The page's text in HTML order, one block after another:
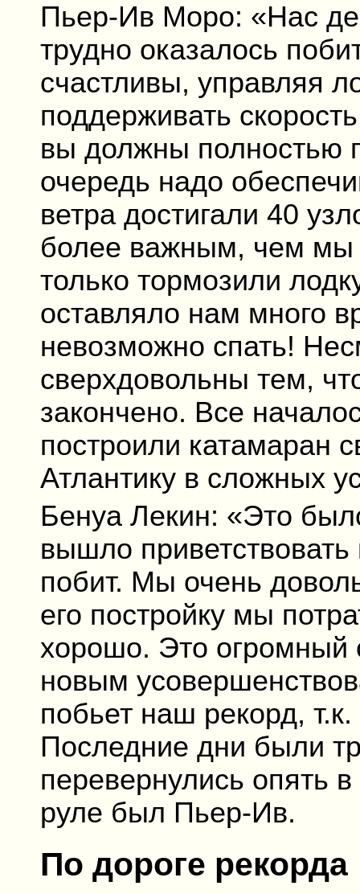
Пьер-Ив Моро: «Нас
трудно оказалось
счастливы, управляя
поддерживать
вы должны полностью
очередь надо
ветра достигали 40
более важным, чем мы
только тормозили
оставляло нам много
невозможно спать!
сверхдовольны тем,
закончено. Все
построили катамаран
Атлантику в сложных
Бенуа Лекин: «Это
вышло приветствовать
побит. Мы очень
его постройку мы
хорошо. Это огромный
новым
побьет наш рекорд,
Последние дни были
перевернулись опять
руле был Пьер-Ив.
По дороге рекорда